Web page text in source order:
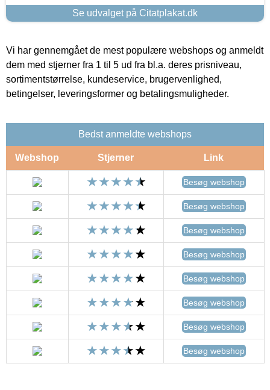
Se udvalget på Citatplakat.dk
Vi har gennemgået de mest populære webshops og anmeldt
dem med stjerner fra 1 til 5 ud fra bl.a. deres prisniveau,
sortimentstørrelse, kundeservice, brugervenlighed,
betingelser, leveringsformer og betalingsmuligheder.
Bedst anmeldte webshops
Webshop Stjerner Link
Besøg webshop
Besøg webshop
Besøg webshop
Besøg webshop
Besøg webshop
Besøg webshop
Besøg webshop
Besøg webshop